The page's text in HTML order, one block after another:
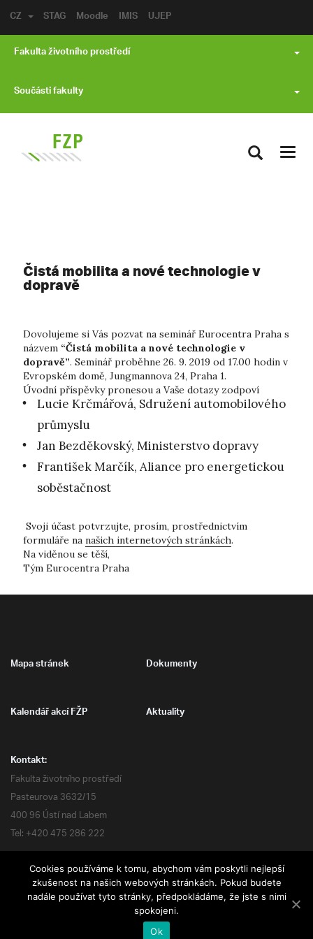
STAG Moodle IMIS UJEP
CZ
Fakulta životního prostředí
Součásti fakulty
Čistá mobilita a nové technologie v
dopravě
Dovolujeme si Vás pozvat na seminář Eurocentra Praha s
názvem “Čistá mobilita a nové technologie v
dopravě”. Seminář proběhne 26. 9. 2019 od 17.00 hodin v
Evropském domě, Jungmannova 24, Praha 1.
Úvodní příspěvky pronesou a Vaše dotazy zodpoví
Lucie Krčmářová, Sdružení automobilového
průmyslu
Jan Bezděkovský, Ministerstvo dopravy
František Marčík, Aliance pro energetickou
soběstačnost
Svoji účast potvrzujte, prosím, prostřednictvím
formuláře na našich internetových stránkách.
Na viděnou se těší,
Tým Eurocentra Praha
Mapa stránek Dokumenty
Kalendář akcí FŽP Aktuality
Kontakt:
Fakulta životního prostředí
Pasteurova 3632/15
400 96 Ústí nad Labem
Tel: +420 475 286 222
Všechna práva vyhrazena
Cookies používáme k tomu, abychom vám poskytli nejlepší
zkušenost na našich webových stránkách. Pokud budete
nadále používat tyto stránky, předpokládáme, že jste s nimi
spokojeni.
Ok